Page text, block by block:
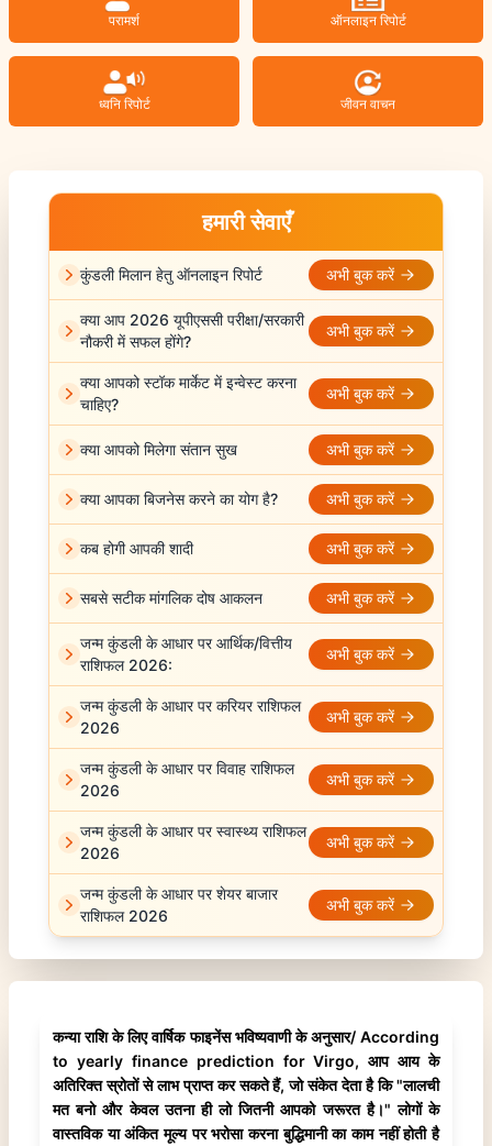
परामर्श ऑनलाइन रिपोर्ट
ध्वनि रिपोर्ट जीवन वाचन
हमारी सेवाएँ
कुंडली मिलान हेतु ऑनलाइन रिपोर्ट अभी बुक करें
क्या आप 2026 यूपीएससी परीक्षा/सरकारी
नौकरी में सफल होंगे?
अभी बुक करें
क्या आपको स्टॉक मार्केट में इन्वेस्ट करना
चाहिए?
अभी बुक करें
क्या आपको मिलेगा संतान सुख अभी बुक करें
क्या आपका बिजनेस करने का योग है? अभी बुक करें
कब होगी आपकी शादी अभी बुक करें
सबसे सटीक मांगलिक दोष आकलन अभी बुक करें
जन्म कुंडली के आधार पर आर्थिक/वित्तीय
राशिफल 2026:
अभी बुक करें
जन्म कुंडली के आधार पर करियर राशिफल
2026
अभी बुक करें
जन्म कुंडली के आधार पर विवाह राशिफल
2026
अभी बुक करें
जन्म कुंडली के आधार पर स्वास्थ्य राशिफल
2026
अभी बुक करें
जन्म कुंडली के आधार पर शेयर बाजार
राशिफल 2026
अभी बुक करें
कन्या राशि के लिए वार्षिक फाइनेंस भविष्यवाणी के अनुसार/ According
to yearly finance prediction for Virgo, आप आय के
अतिरिक्त स्रोतों से लाभ प्राप्त कर सकते हैं, जो संकेत देता है कि "लालची
मत बनो और केवल उतना ही लो जितनी आपको जरूरत है।" लोगों के
वास्तविक या अंकित मूल्य पर भरोसा करना बुद्धिमानी का काम नहीं होती है